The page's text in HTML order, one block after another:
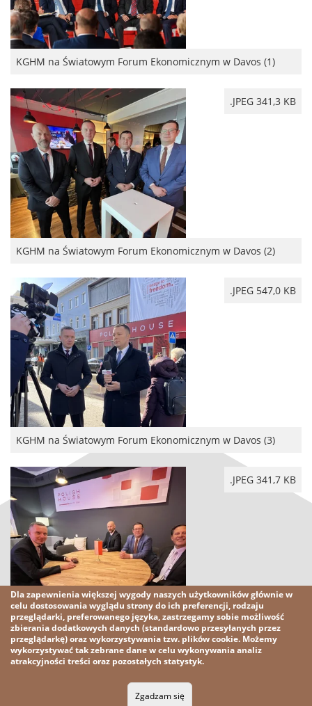
KGHM na Światowym Forum Ekonomicznym w Davos (1)
.JPEG 341,3 KB
KGHM na Światowym Forum Ekonomicznym w Davos (2)
.JPEG 547,0 KB
KGHM na Światowym Forum Ekonomicznym w Davos (3)
.JPEG 341,7 KB
KGHM na Światowym Forum Ekonomicznym w Davos (4)
Polityka prywatności
Dla zapewnienia większej wygody naszych użytkowników głównie w
celu dostosowania wyglądu strony do ich preferencji, rodzaju
przeglądarki, preferowanego języka, zastrzegamy sobie możliwość
zbierania dodatkowych danych (standardowo przesyłanych przez
przeglądarkę) oraz wykorzystywania tzw. plików cookie. Możemy
wykorzystywać tak zebrane dane w celu wykonywania analiz
atrakcyjności treści oraz pozostałych statystyk.
Zgadzam się